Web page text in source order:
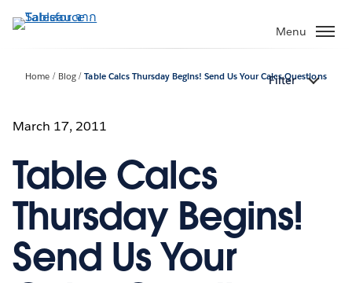
ไป
Menu
Home Blog Table Calcs Thursday Begins! Send Us Your Calcs Questions
Filter
March 17, 2011
Table Calcs
Thursday Begins!
Send Us Your